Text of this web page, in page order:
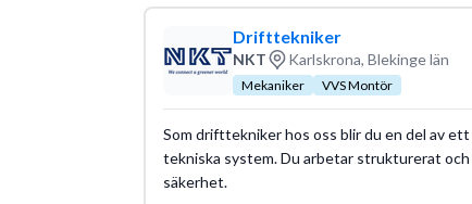
yrket:
Drifttekniker
NKT Karlskrona, Blekinge län
Mekaniker VVS Montör
Som drifttekniker hos oss blir du en del av
tekniska system. Du arbetar strukturerat
säkerhet.